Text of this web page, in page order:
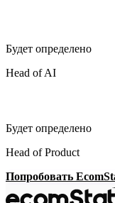
Будет определено
Head of AI
Будет определено
Head of Product
Попробовать